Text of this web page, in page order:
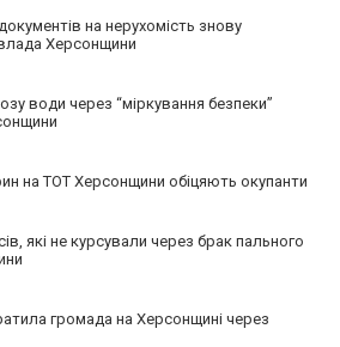
на нерухомість знову
Херсонщини
води через “міркування безпеки”
на ТОТ Херсонщини обіцяють окупанти
які не курсували через брак пального
громада на Херсонщині через